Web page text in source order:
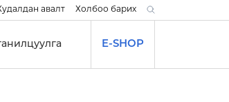
авалт Холбоо барих
E-SHOP